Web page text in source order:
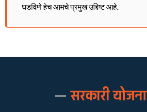
घडविणे हेच आमचे प्रमुख उद्दिष्ट आहे.
सरकारी योजना